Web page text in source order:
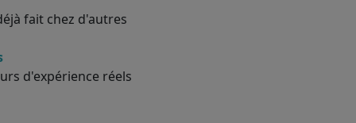
fait chez d'autres
d'expérience réels